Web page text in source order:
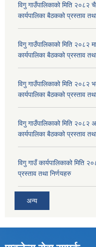
विगु गाउँपालिकाको मिति २०८२
कार्यपालिका बैठकको प्रस्ताव
विगु गाउँपालिकाको मिति २०८२
कार्यपालिका बैठकको प्रस्ताव
विगु गाउँपालिकाको मिति २०८२
कार्यपालिका बैठकको प्रस्ताव
विगु गाउँपालिकाको मिति २०८२
कार्यपालिका बैठकको प्रस्ताव
विगु गाउँ कार्यपालिकाको मिति
प्रस्ताव तथा निर्णयहरु
अन्य